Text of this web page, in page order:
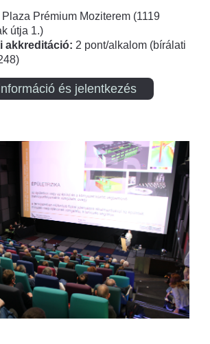
Plaza Prémium Moziterem (1119
útja 1.)
akkreditáció: 2 pont/alkalom (bírálati
és jelentkezés